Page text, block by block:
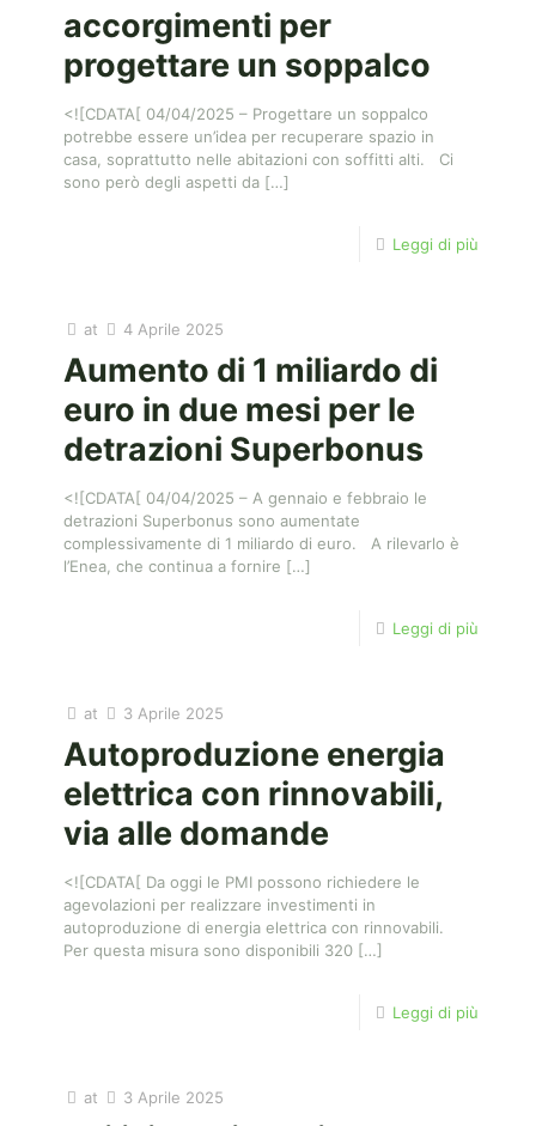
accorgimenti per
progettare un soppalco
<![CDATA[ 04/04/2025 – Progettare un soppalco
potrebbe essere un’idea per recuperare spazio in
casa, soprattutto nelle abitazioni con soffitti alti. Ci
sono però degli aspetti da […]
Leggi di più
at 4 Aprile 2025
Aumento di 1 miliardo di
euro in due mesi per le
detrazioni Superbonus
<![CDATA[ 04/04/2025 – A gennaio e febbraio le
detrazioni Superbonus sono aumentate
complessivamente di 1 miliardo di euro. A rilevarlo è
l’Enea, che continua a fornire […]
Leggi di più
at 3 Aprile 2025
Autoproduzione energia
elettrica con rinnovabili,
via alle domande
<![CDATA[ Da oggi le PMI possono richiedere le
agevolazioni per realizzare investimenti in
autoproduzione di energia elettrica con rinnovabili.
Per questa misura sono disponibili 320 […]
Leggi di più
at 3 Aprile 2025